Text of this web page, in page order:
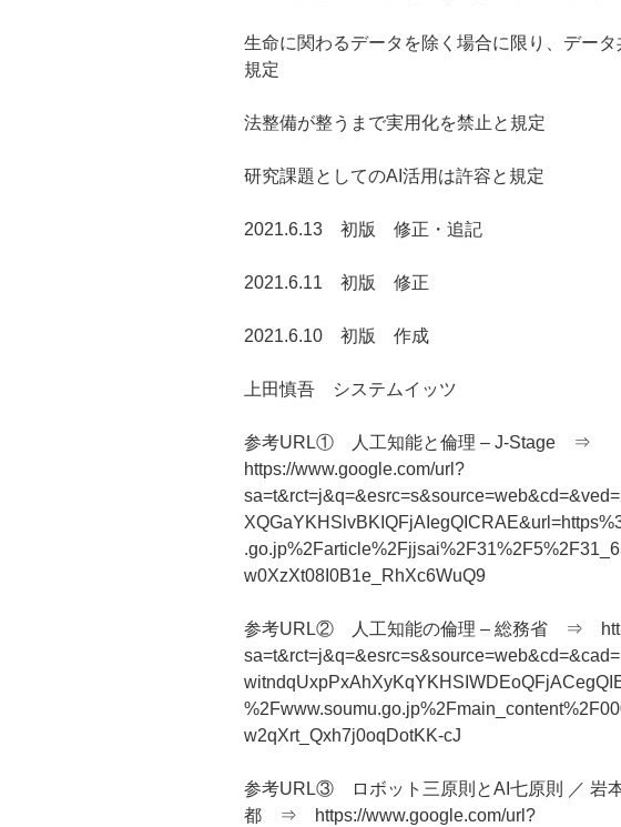
生命に関わるデータを除く場合に限り、デー
規定
法整備が整うまで実用化を禁止と規定
研究課題としてのAI活用は許容と規定
2021.6.13 初版 修正・追記
2021.6.11 初版 修正
2021.6.10 初版 作成
上田慎吾 システムイッツ
参考URL① 人工知能と倫理 – J-Stage ⇒
https://www.google.com/url?
w0XzXt08I0B1e_RhXc6WuQ9
参考URL② 人工知能の倫理 – 総務省 ⇒
w2qXrt_Qxh7j0oqDotKK-cJ
参考URL③ ロボット三原則とAI七原則 ／ 岩
都 ⇒ https://www.google.com/url?